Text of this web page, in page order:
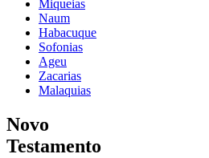
Miqueias
Naum
Habacuque
Sofonias
Ageu
Zacarias
Malaquias
Novo
Testamento